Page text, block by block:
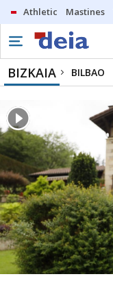
Athletic Mastines
BIZKAIA BILBAO